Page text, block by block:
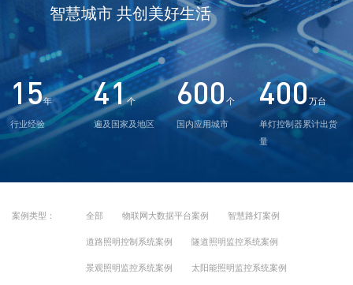
智慧城市 共创美好生活
15年
行业经验
41个
遍及国家及地区
600个
国内应用城市
400万台
单灯控制器累计出货
量
案例类型： 全部 物联网大数据平台案例 智慧路灯案例
道路照明控制系统案例 隧道照明监控系统案例
景观照明监控系统案例 太阳能照明监控系统案例